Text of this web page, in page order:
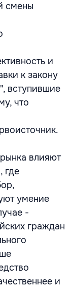
смены
и
к закону
вступившие
что
влияют
где
умение
-
граждан
и